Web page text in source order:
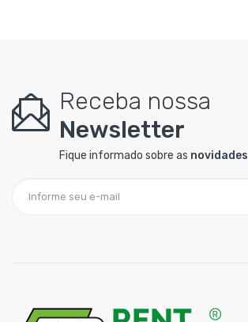
Receba nossa
Newsletter
Fique informado sobre as novidades